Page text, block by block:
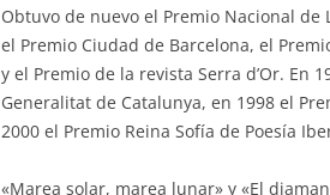
Obtuvo de nuevo el Premio Nacional
el Premio Ciudad de Barcelona, el
y el Premio de la revista Serra d’Or. En
Generalitat de Catalunya, en 1998 el
2000 el Premio Reina Sofía de Poesía
«Marea solar, marea lunar» y «El